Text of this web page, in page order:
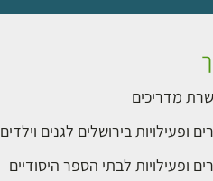
מדריכים
ופעילויות בירושלים לגנים וילדים
ופעילויות לבתי הספר היסודיים